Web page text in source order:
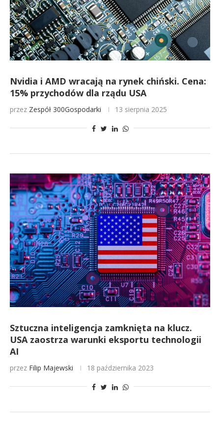
Nvidia i AMD wracają na rynek chiński. Cena:
15% przychodów dla rządu USA
przez Zespół 300Gospodarki 13 sierpnia 2025
Sztuczna inteligencja zamknięta na klucz.
USA zaostrza warunki eksportu technologii
AI
przez Filip Majewski 18 października 2023